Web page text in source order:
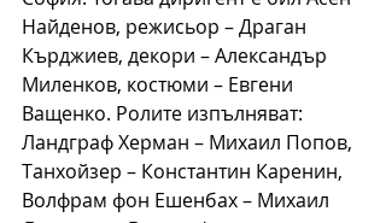
Найденов, режисьор – Драган
Кърджиев, декори – Александър
Миленков, костюми – Евгени
Ващенко. Ролите изпълняват:
Ландграф Херман – Михаил Попов,
Танхойзер – Константин Каренин,
Волфрам фон Ешенбах – Михаил